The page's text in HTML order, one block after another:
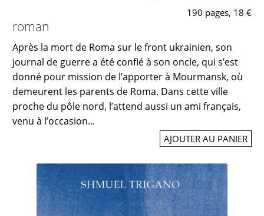
190 pages, 18 €
roman
Après la mort de Roma sur le front ukrainien, son
journal de guerre a été confié à son oncle, qui s’est
donné pour mission de l’apporter à Mourmansk, où
demeurent les parents de Roma. Dans cette ville
proche du pôle nord, l’attend aussi un ami français,
venu à l’occasion...
AJOUTER AU PANIER